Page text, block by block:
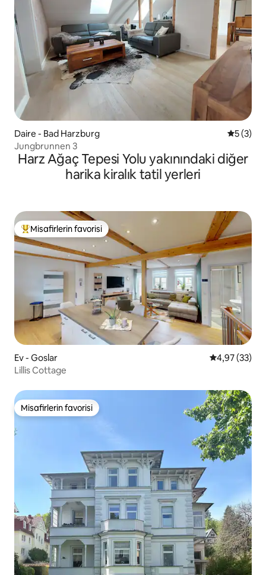
Daire - Bad Harzburg 55 (3)
Jungbrunnen 3
Harz Ağaç Tepesi Yolu yakınındaki diğer
harika kiralık tatil yerleri
Misafirlerin favorilerinden en beğenilenler arasında
Misafirlerin favorisi
Ev - Goslar 5 üzerinden
4,97 (33)
Lillis Cottage
Misafirlerin favorisi
Misafirlerin favorisi